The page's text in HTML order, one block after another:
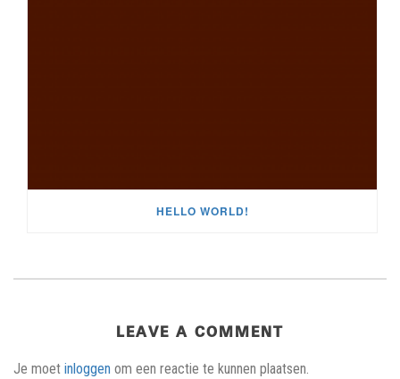
HELLO WORLD!
LEAVE A COMMENT
Je moet inloggen om een reactie te kunnen plaatsen.